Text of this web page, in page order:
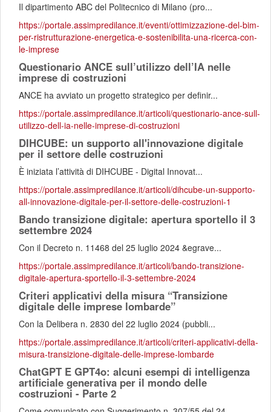
Il dipartimento ABC del Politecnico di Milano (pro...
https://portale.assimpredilance.it/eventi/ottimizzazione-del-bim-
per-ristrutturazione-energetica-e-sostenibilita-una-ricerca-con-
le-imprese
Questionario ANCE sull’utilizzo dell’IA nelle
imprese di costruzioni
ANCE ha avviato un progetto strategico per definir...
https://portale.assimpredilance.it/articoli/questionario-ance-sull-
utilizzo-dell-ia-nelle-imprese-di-costruzioni
DIHCUBE: un supporto all'innovazione digitale
per il settore delle costruzioni
È iniziata l’attività di DIHCUBE - Digital Innovat...
https://portale.assimpredilance.it/articoli/dihcube-un-supporto-
all-innovazione-digitale-per-il-settore-delle-costruzioni-1
Bando transizione digitale: apertura sportello il 3
settembre 2024
Con il Decreto n. 11468 del 25 luglio 2024 &egrave...
https://portale.assimpredilance.it/articoli/bando-transizione-
digitale-apertura-sportello-il-3-settembre-2024
Criteri applicativi della misura “Transizione
digitale delle imprese lombarde”
Con la Delibera n. 2830 del 22 luglio 2024 (pubbli...
https://portale.assimpredilance.it/articoli/criteri-applicativi-della-
misura-transizione-digitale-delle-imprese-lombarde
ChatGPT E GPT4o: alcuni esempi di intelligenza
artificiale generativa per il mondo delle
costruzioni - Parte 2